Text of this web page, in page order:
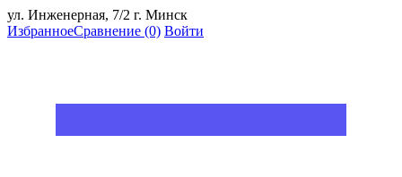
ул. Инженерная, 7/2 г. Минск
ИзбранноеСравнение (0) Войти